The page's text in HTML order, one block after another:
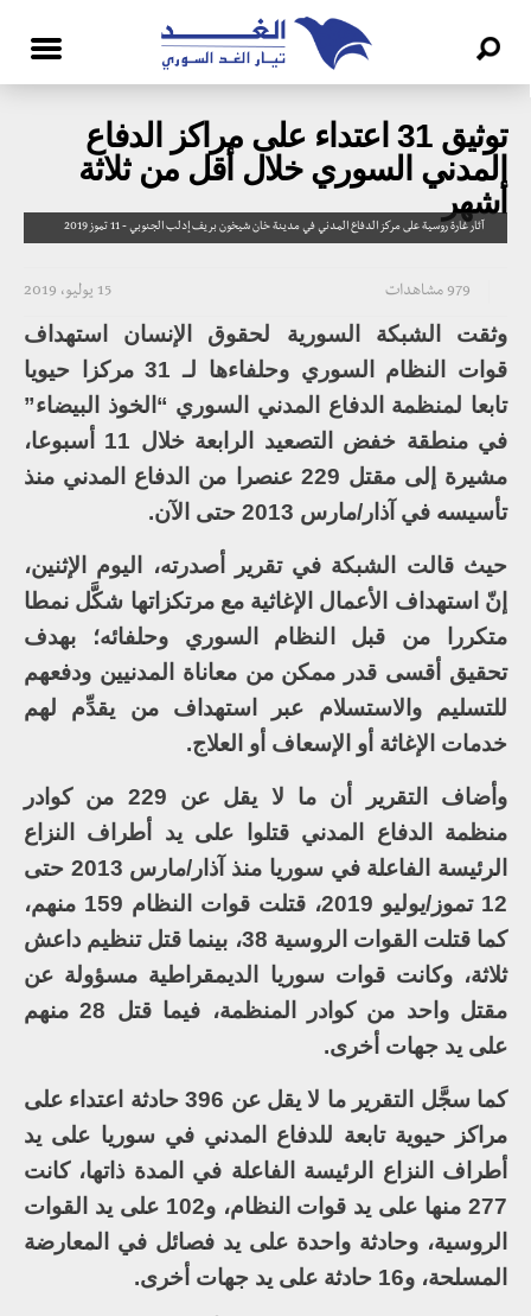
توثيق 31 اعتداء على مراكز الدفاع
المدني السوري خلال أقل من ثلاثة
أشهر
آثار غارة روسية على مركز الدفاع المدني في مدينة خان شيخون بريف إدلب الجنوبي - 11 تموز 2019
15 يوليو، 2019 979 مشاهدات
وثقت الشبكة السورية لحقوق الإنسان استهداف
قوات النظام السوري وحلفاءها لـ 31 مركزا حيويا
تابعا لمنظمة الدفاع المدني السوري “الخوذ البيضاء”
في منطقة خفض التصعيد الرابعة خلال 11 أسبوعا،
مشيرة إلى مقتل 229 عنصرا من الدفاع المدني منذ
تأسيسه في آذار/مارس 2013 حتى الآن.
حيث قالت الشبكة في تقرير أصدرته، اليوم الإثنين،
إنّ استهداف الأعمال الإغاثية مع مرتكزاتها شكَّل نمطا
متكررا من قبل النظام السوري وحلفائه؛ بهدف
تحقيق أقسى قدر ممكن من معاناة المدنيين ودفعهم
للتسليم والاستسلام عبر استهداف من يقدِّم لهم
خدمات الإغاثة أو الإسعاف أو العلاج.
وأضاف التقرير أن ما لا يقل عن 229 من كوادر
منظمة الدفاع المدني قتلوا على يد أطراف النزاع
الرئيسة الفاعلة في سوريا منذ آذار/مارس 2013 حتى
12 تموز/يوليو 2019، قتلت قوات النظام 159 منهم،
كما قتلت القوات الروسية 38، بينما قتل تنظيم داعش
ثلاثة، وكانت قوات سوريا الديمقراطية مسؤولة عن
مقتل واحد من كوادر المنظمة، فيما قتل 28 منهم
على يد جهات أخرى.
كما سجَّل التقرير ما لا يقل عن 396 حادثة اعتداء على
مراكز حيوية تابعة للدفاع المدني في سوريا على يد
أطراف النزاع الرئيسة الفاعلة في المدة ذاتها، كانت
277 منها على يد قوات النظام، و102 على يد القوات
الروسية، وحادثة واحدة على يد فصائل في المعارضة
المسلحة، و16 حادثة على يد جهات أخرى.